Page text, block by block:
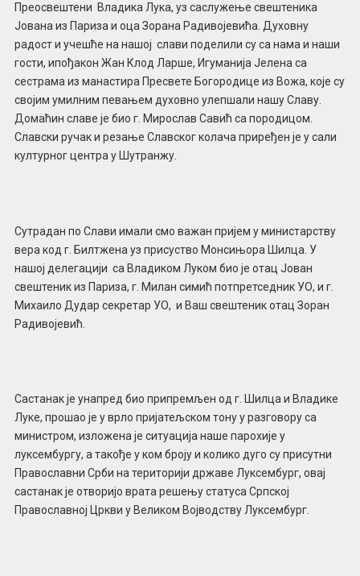
Преосвештени Владика Лука, уз саслужење свештеника
Јована из Париза и оца Зорана Радивојевића. Духовну
радост и учешће на нашој слави поделили су са нама и наши
гости, ипођакон Жан Клод Ларше, Игуманија Јелена са
сестрама из манастира Пресвете Богородице из Вожа, које су
својим умилним певањем духовно улепшали нашу Славу.
Домаћин славе је био г. Мирослав Савић са породицом.
Славски ручак и резање Славског колача приређен је у сали
културног центра у Шутранжу.
Сутрадан по Слави имали смо важан пријем у министарству
вера код г. Билтжена уз присуство Монсињора Шилца. У
нашој делегацији са Владиком Луком био је отац Јован
свештеник из Париза, г. Милан симић потпретседник УО, и г.
Михаило Дудар секретар УО, и Ваш свештеник отац Зоран
Радивојевић.
Састанак је унапред био припремљен од г. Шилца и Владике
Луке, прошао је у врло пријатељском тону у разговору са
министром, изложена је ситуација наше парохије у
луксембургу, а такође у ком броју и колико дуго су присутни
Православни Срби на територији државе Луксембург, овај
састанак је отворијо врата решењу статуса Српској
Православној Цркви у Великом Војводству Луксембург.